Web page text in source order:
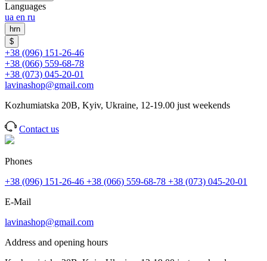
Languages
ua en ru
hrn
$
+38 (096) 151-26-46
+38 (066) 559-68-78
+38 (073) 045-20-01
lavinashop@gmail.com
Kozhumiatska 20B, Kyiv, Ukraine, 12-19.00 just weekends
Contact us
Phones
+38 (096) 151-26-46 +38 (066) 559-68-78 +38 (073) 045-20-01
E-Mail
lavinashop@gmail.com
Address and opening hours